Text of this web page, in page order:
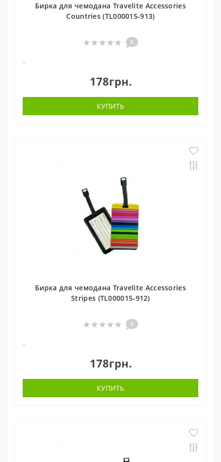
Бирка для чемодана Travelite Accessories
Countries (TL000015-913)
0
..
178грн.
КУПИТЬ
Бирка для чемодана Travelite Accessories
Stripes (TL000015-912)
0
..
178грн.
КУПИТЬ